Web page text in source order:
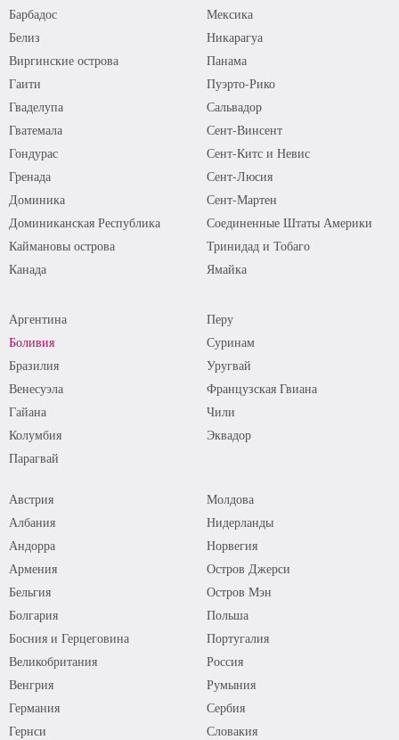
Барбадос
Белиз
Виргинские острова
Гаити
Гваделупа
Гватемала
Гондурас
Гренада
Доминика
Доминиканская Республика
Каймановы острова
Канада
Мексика
Никарагуа
Панама
Пуэрто-Рико
Сальвадор
Сент-Винсент
Сент-Китс и Невис
Сент-Люсия
Сент-Мартен
Соединенные Штаты Америки
Тринидад и Тобаго
Ямайка
Аргентина
Боливия
Бразилия
Венесуэла
Гайана
Колумбия
Парагвай
Перу
Суринам
Уругвай
Французская Гвиана
Чили
Эквадор
Австрия
Албания
Андорра
Армения
Бельгия
Болгария
Босния и Герцеговина
Великобритания
Венгрия
Германия
Гернси
Молдова
Нидерланды
Норвегия
Остров Джерси
Остров Мэн
Польша
Португалия
Россия
Румыния
Сербия
Словакия